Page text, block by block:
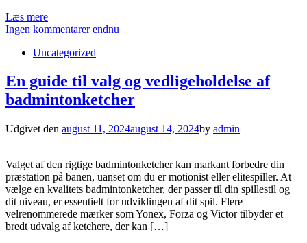
Læs mere
Ingen kommentarer endnu
Uncategorized
En guide til valg og vedligeholdelse af
badmintonketcher
Udgivet den august 11, 2024august 14, 2024by admin
Valget af den rigtige badmintonketcher kan markant forbedre din
præstation på banen, uanset om du er motionist eller elitespiller. At
vælge en kvalitets badmintonketcher, der passer til din spillestil og
dit niveau, er essentielt for udviklingen af dit spil. Flere
velrenommerede mærker som Yonex, Forza og Victor tilbyder et
bredt udvalg af ketchere, der kan […]